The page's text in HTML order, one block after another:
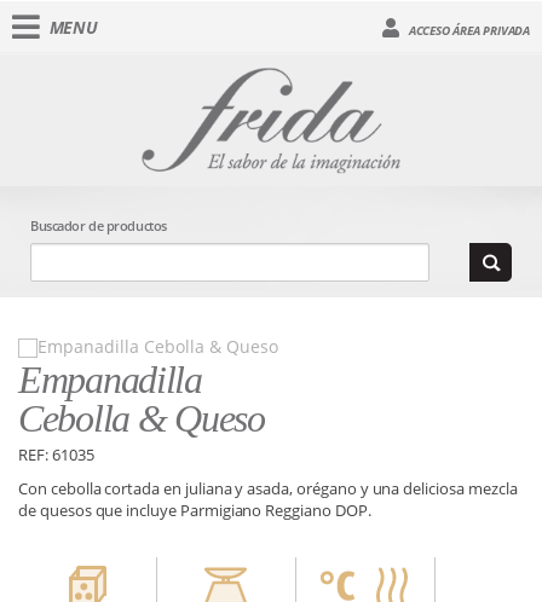
MENU ACCESO ÁREA PRIVADA
Buscador de productos
Empanadilla
Cebolla & Queso
REF: 61035
Con cebolla cortada en juliana y asada, orégano y una deliciosa mezcla
de quesos que incluye Parmigiano Reggiano DOP.